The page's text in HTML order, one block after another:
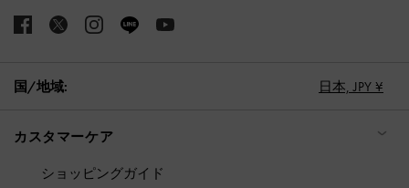
国/地域: 日本, JPY ¥
カスタマーケア
ショッピングガイド